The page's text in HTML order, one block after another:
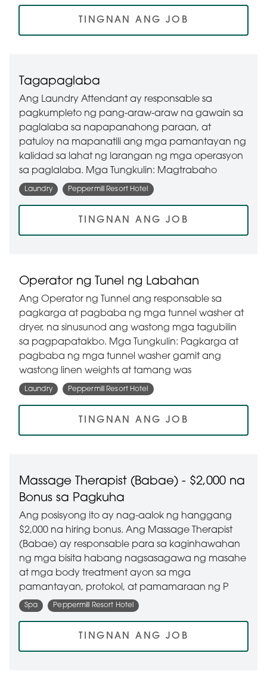
TINGNAN ANG JOB
Tagapaglaba
Ang Laundry Attendant ay responsable sa
pagkumpleto ng pang-araw-araw na gawain sa
paglalaba sa napapanahong paraan, at
patuloy na mapanatili ang mga pamantayan ng
kalidad sa lahat ng larangan ng mga operasyon
sa paglalaba. Mga Tungkulin: Magtrabaho
Laundry Peppermill Resort Hotel
TINGNAN ANG JOB
Operator ng Tunel ng Labahan
Ang Operator ng Tunnel ang responsable sa
pagkarga at pagbaba ng mga tunnel washer at
dryer, na sinusunod ang wastong mga tagubilin
sa pagpapatakbo. Mga Tungkulin: Pagkarga at
pagbaba ng mga tunnel washer gamit ang
wastong linen weights at tamang was
Laundry Peppermill Resort Hotel
TINGNAN ANG JOB
Massage Therapist (Babae) - $2,000 na
Bonus sa Pagkuha
Ang posisyong ito ay nag-aalok ng hanggang
$2,000 na hiring bonus. Ang Massage Therapist
(Babae) ay responsable para sa kaginhawahan
ng mga bisita habang nagsasagawa ng masahe
at mga body treatment ayon sa mga
pamantayan, protokol, at pamamaraan ng P
Spa Peppermill Resort Hotel
TINGNAN ANG JOB